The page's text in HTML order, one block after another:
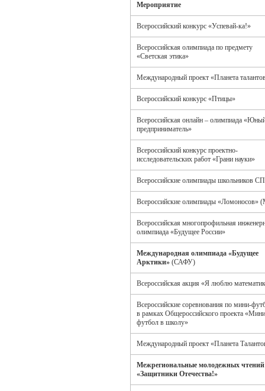
Мероприятие
Всероссийский конкурс «Успевай-ка!»
Всероссийская олимпиада по предмету
«Светская этика»
Международный проект «Планета
Всероссийский конкурс «Птицы»
Всероссийская онлайн – олимпиада
предприниматель»
Всероссийский конкурс проектно-
исследовательских работ «Грани науки»
Всероссийские олимпиады школьников
Всероссийские олимпиады «Ломоносов»
Всероссийская многопрофильная
олимпиада «Будущее России»
Международная олимпиада «Будущее
Арктики» (САФУ)
Всероссийская акция «Я люблю
Всероссийские соревнования по мини-
в рамках Общероссийского проекта
футбол в школу»
Международный проект «Планета
Межрегиональные молодежных чтений
«Защитники Отечества!»